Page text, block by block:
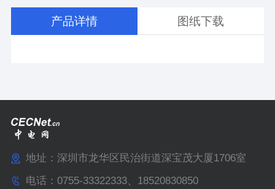
产品详情 图纸下载
地址：深圳市龙华区民治街道深宝茂大厦1706室
电话：0755-33322333、18520830850